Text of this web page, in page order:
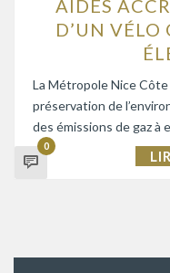
AIDES
D’UN VÉLO
La Métropole Nice
préservation de
des émissions de gaz à
0